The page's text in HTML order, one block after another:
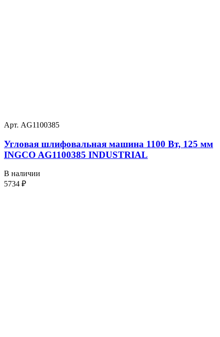
Арт. AG1100385
Угловая шлифовальная машина 1100 Вт, 125 мм
INGCO AG1100385 INDUSTRIAL
В наличии
5734 ₽